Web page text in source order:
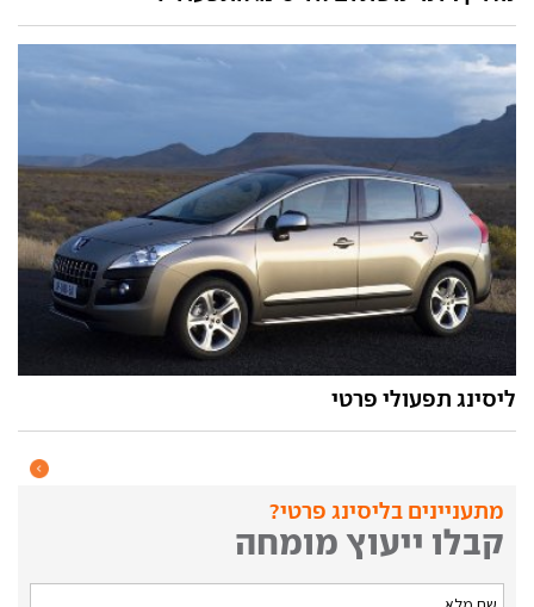
ליסינג תפעולי פרטי
מתעניינים בליסינג פרטי?
קבלו ייעוץ מומחה